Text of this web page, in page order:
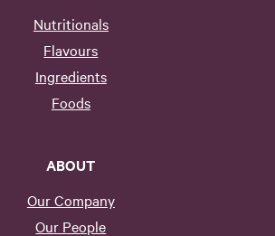
Nutritionals
Flavours
Ingredients
Foods
ABOUT
Our Company
Our People